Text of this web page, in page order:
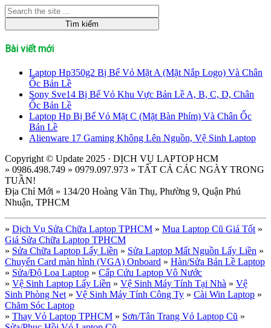
Bài viết mới
Laptop Hp350g2 Bị Bể Vỏ Mặt A (Mặt Nắp Logo) Và Chân
Ốc Bản Lề
Sony Sve14 Bị Bể Vỏ Khu Vực Bản Lề A, B, C, D, Chân
Ốc Bản Lề
Laptop Hp Bị Bể Vỏ Mặt C (Mặt Bàn Phím) Và Chân Ốc
Bản Lề
Alienware 17 Gaming Không Lên Nguồn, Vệ Sinh Laptop
Copyright © Update 2025 · DỊCH VỤ LAPTOP HCM
» 0986.498.749 » 0979.097.973 » TẤT CẢ CÁC NGÀY TRONG
TUẦN!
Địa Chỉ Mới » 134/20 Hoàng Văn Thụ, Phường 9, Quận Phú
Nhuận, TPHCM
» Dịch Vụ Sửa Chữa Laptop TPHCM » Mua Laptop Cũ Giá Tốt»
Giá Sửa Chữa Laptop TPHCM
» Sửa Chữa Laptop Lấy Liền » Sửa Laptop Mất Nguồn Lấy Liền »
Chuyển Card màn hình (VGA) Onboard » Hàn/Sửa Bản Lề Laptop
» Sửa/Độ Loa Laptop » Cấp Cứu Laptop Vô Nước
» Vệ Sinh Laptop Lấy Liền » Vệ Sinh Máy Tính Tại Nhà » Vệ
Sinh Phòng Net» Vệ Sinh Máy Tính Công Ty » Cài Win Laptop »
Chăm Sóc Laptop
» Thay Vỏ Laptop TPHCM » Sơn/Tân Trang Vỏ Laptop Cũ »